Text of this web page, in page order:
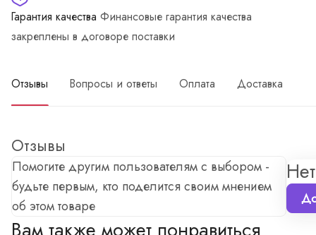
Гарантия качества Финансовые гарантия качества
закреплены в договоре поставки
Отзывы Вопросы и ответы Оплата Доставка
Отзывы
Помогите другим пользователям с выбором -
будьте первым, кто поделится своим мнением
об этом товаре